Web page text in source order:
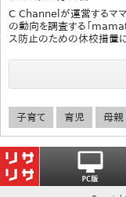
C Channelが運営するママ
の動向を調査する「
ス防止のための休校措置
子育て 育児 母親